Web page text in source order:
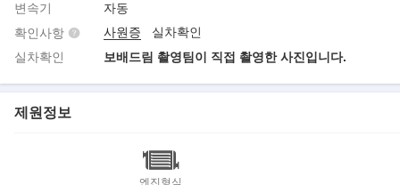
변속기
자동
확인사항
사원증
실차확인
실차확인
보배드림 촬영팀이 직접 촬영한 사진입니다.
제원정보
엔진형식